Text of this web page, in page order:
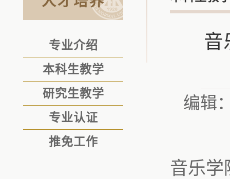
专业介绍
本科生教学
研究生教学
专业认证
推免工作
音
编辑
音乐学